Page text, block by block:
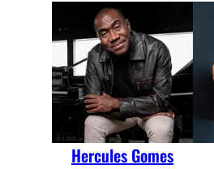
Hercules Gomes